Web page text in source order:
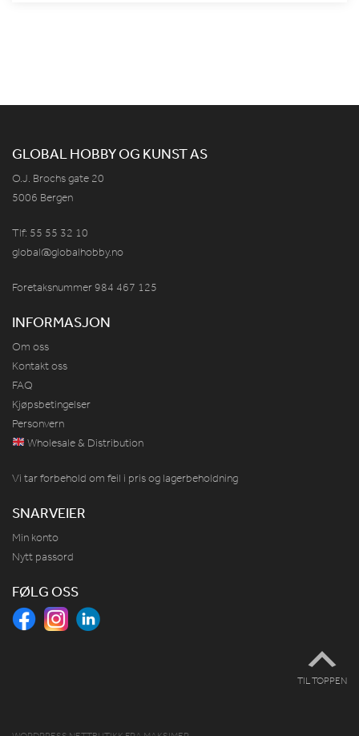
GLOBAL HOBBY OG KUNST AS
O.J. Brochs gate 20
5006 Bergen
Tlf: 55 55 32 10
global@globalhobby.no
Foretaksnummer 984 467 125
INFORMASJON
Om oss
Kontakt oss
FAQ
Kjøpsbetingelser
Personvern
Wholesale & Distribution
Vi tar forbehold om feil i pris og lagerbeholdning
SNARVEIER
Min konto
Nytt passord
FØLG OSS
TIL TOPPEN